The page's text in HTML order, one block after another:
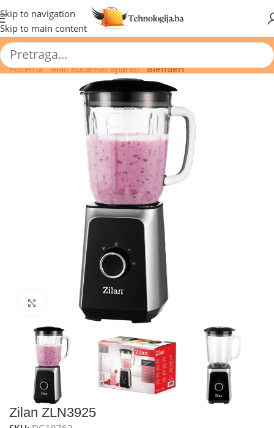
Skip to navigation
Skip to main content
🔥 Pogledajte aktuelne akcije 🔥
Početna/ Mali kućanski aparati/ Blenderi
Kliknite za uvećanje
Zilan ZLN3925